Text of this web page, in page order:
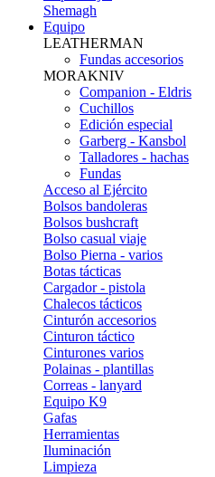
Shemagh
Equipo
LEATHERMAN
Fundas accesorios
MORAKNIV
Companion - Eldris
Cuchillos
Edición especial
Garberg - Kansbol
Talladores - hachas
Fundas
Acceso al Ejército
Bolsos bandoleras
Bolsos bushcraft
Bolso casual viaje
Bolso Pierna - varios
Botas tácticas
Cargador - pistola
Chalecos tácticos
Cinturón accesorios
Cinturon táctico
Cinturones varios
Polainas - plantillas
Correas - lanyard
Equipo K9
Gafas
Herramientas
Iluminación
Limpieza